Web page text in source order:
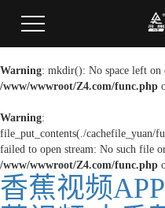
Warning: mkdir(): No space left on
/www/wwwroot/Z4.com/func.php
Warning:
file_put_contents(./cachefile_yuan/
failed to open stream: No such file
/www/wwwroot/Z4.com/func.php
香蕉视频